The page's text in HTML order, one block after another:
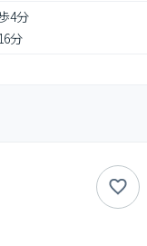
4分
分